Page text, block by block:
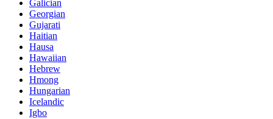
Galician
Georgian
Gujarati
Haitian
Hausa
Hawaiian
Hebrew
Hmong
Hungarian
Icelandic
Igbo